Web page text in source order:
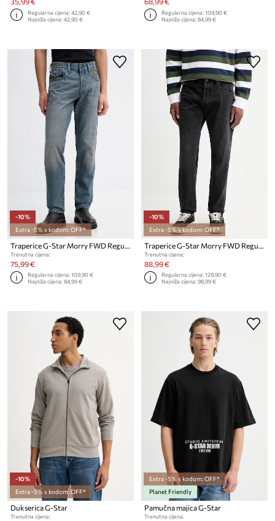
Regularna cijena:42,90 €
Najniža cijena:42,90 €
Regularna cijena:109,90 €
Najniža cijena:84,99 €
-10%
Extra -5% s kodom: OFF*
Traperice G-Star Morry FWD Regular Tapered
Trenutna cijena:
75,99 €
Regularna cijena:109,90 €
Najniža cijena:84,99 €
-10%
Extra -5% s kodom: OFF*
Traperice G-Star Morry FWD Regular Tapered
Trenutna cijena:
88,99 €
Regularna cijena:129,90 €
Najniža cijena:98,99 €
-10%
Extra -5% s kodom: OFF*
Dukserica G-Star
Trenutna cijena:
Extra -5% s kodom: OFF*
Planet Friendly
Pamučna majica G-Star
Trenutna cijena: